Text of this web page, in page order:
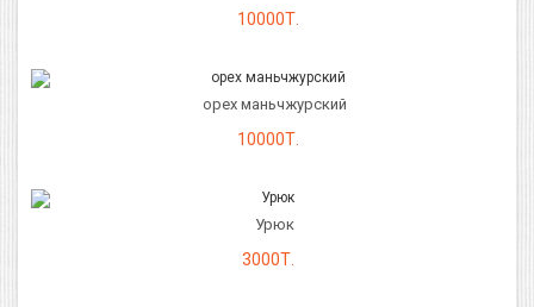
10000Т.
орех маньчжурский
10000Т.
Урюк
3000Т.